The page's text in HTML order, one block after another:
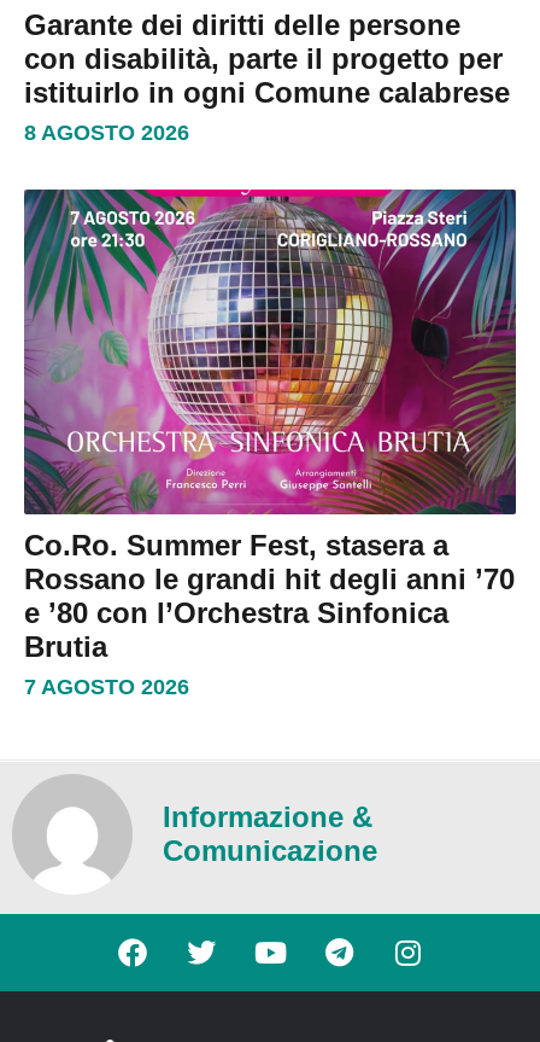
Garante dei diritti delle persone
con disabilità, parte il progetto per
istituirlo in ogni Comune calabrese
8 AGOSTO 2026
Co.Ro. Summer Fest, stasera a
Rossano le grandi hit degli anni ’70
e ’80 con l’Orchestra Sinfonica
Brutia
7 AGOSTO 2026
Informazione &
Comunicazione